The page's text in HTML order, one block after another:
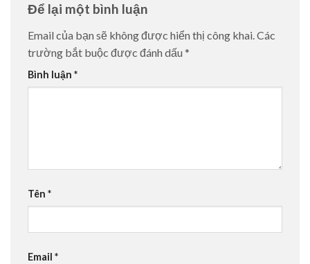
Để lại một bình luận
Email của bạn sẽ không được hiển thị công khai.Các
trường bắt buộc được đánh dấu *
Bình luận *
Tên *
Email *